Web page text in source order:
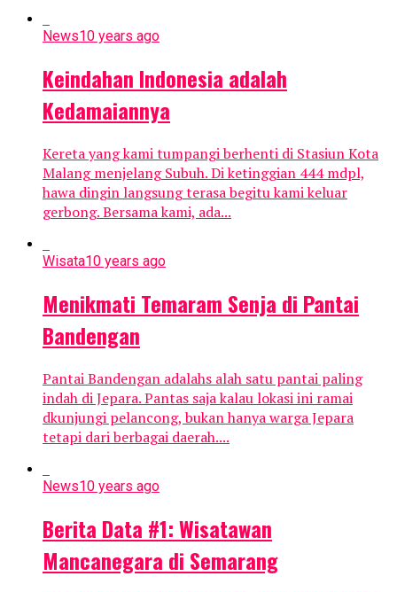
News10 years ago
Keindahan Indonesia adalah
Kedamaiannya
Kereta yang kami tumpangi berhenti di Stasiun Kota
Malang menjelang Subuh. Di ketinggian 444 mdpl,
hawa dingin langsung terasa begitu kami keluar
gerbong. Bersama kami, ada...
Wisata10 years ago
Menikmati Temaram Senja di Pantai
Bandengan
Pantai Bandengan adalahs alah satu pantai paling
indah di Jepara. Pantas saja kalau lokasi ini ramai
dkunjungi pelancong, bukan hanya warga Jepara
tetapi dari berbagai daerah....
News10 years ago
Berita Data #1: Wisatawan
Mancanegara di Semarang